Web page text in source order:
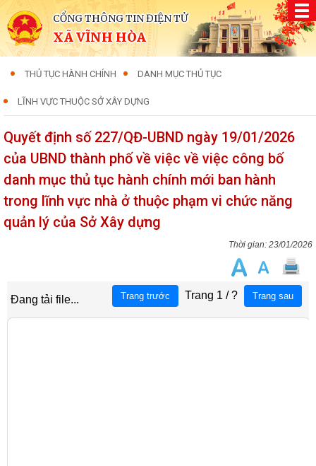
CỔNG THÔNG TIN ĐIỆN TỬ
XÃ VĨNH HÒA
THỦ TỤC HÀNH CHÍNH DANH MỤC THỦ TỤC
LĨNH VỰC THUỘC SỞ XÂY DỰNG
Quyết định số 227/QĐ-UBND ngày 19/01/2026
của UBND thành phố về việc về việc công bố
danh mục thủ tục hành chính mới ban hành
trong lĩnh vực nhà ở thuộc phạm vi chức năng
quản lý của Sở Xây dựng
23/01/2026